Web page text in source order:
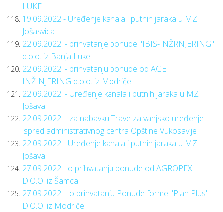
LUKE
19.09.2022 - Uređenje kanala i putnih jaraka u MZ
Jošasvica
22.09.2022. - prihvatanje ponude "IBIS-INŽRNJERING"
d.o.o. iz Banja Luke
22.09.2022. - prihvatanju ponude od AGE
INŽINJERING d.o.o. iz Modriče
22.09.2022. - Uređenje kanala i putnih jaraka u MZ
Jošava
22.09.2022. - za nabavku Trave za vanjsko uređenje
ispred administrativnog centra Opštine Vukosavlje
22.09.2022 - Uređenje kanala i putnih jaraka u MZ
Jošava
27.09.2022 - o prihvatanju ponude od AGROPEX
D.O.O. iz Šamca
27.09.2022. - o prihvatanju Ponude forme "Plan Plus"
D.O.O. iz Modriče